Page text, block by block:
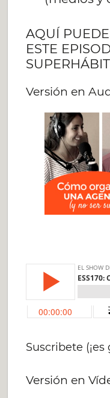
AQUÍ
ESTE
Versión en
Suscribete (¡es
Versión en